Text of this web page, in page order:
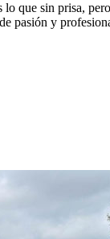
que sin prisa,
de pasión y